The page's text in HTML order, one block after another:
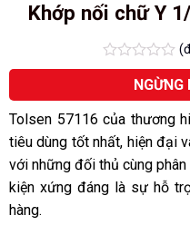
Khớp nối chữ Y
Được
hạng
0.0
5
sao
NGỪNG
Tolsen 57116 của thương
tiêu dùng tốt nhất, hiện đại
với những đối thủ cùng
kiện xứng đáng là sự hỗ
hàng.